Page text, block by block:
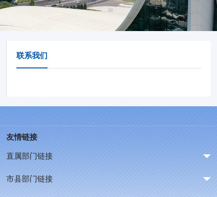
联系我们
友情链接
直属部门链接
市县部门链接